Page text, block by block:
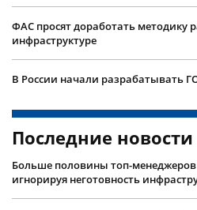
ФАС просят доработать методику
инфраструктуре
В России начали разрабатывать
Последние новости
Больше половины топ-
игнорируя неготовность